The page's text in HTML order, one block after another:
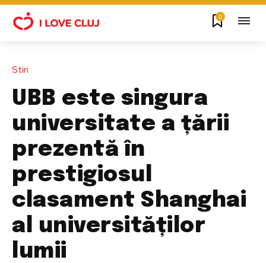
0
Stiri
UBB este singura
universitate a țării
prezentă în
prestigiosul
clasament Shanghai
al universităților
lumii